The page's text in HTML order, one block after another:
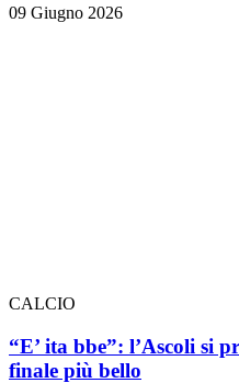
09 Giugno 2026
CALCIO
“E’ ita bbe”: l’Ascoli si
finale più bello